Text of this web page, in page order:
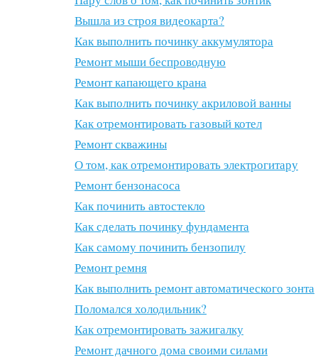
Вышла из строя видеокарта?
Как выполнить починку аккумулятора
Ремонт мыши беспроводную
Ремонт капающего крана
Как выполнить починку акриловой ванны
Как отремонтировать газовый котел
Ремонт скважины
О том, как отремонтировать электрогитару
Ремонт бензонасоса
Как починить автостекло
Как сделать починку фундамента
Как самому починить бензопилу
Ремонт ремня
Как выполнить ремонт автоматического зонта
Поломался холодильник?
Как отремонтировать зажигалку
Ремонт дачного дома своими силами